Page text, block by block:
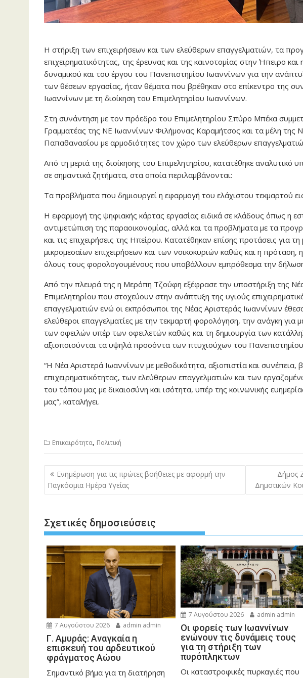
Η στήριξη των επιχειρήσεων και των ελεύθερων επαγγελματιών, τα
επιχειρηματικότητας, της έρευνας και της καινοτομίας στην Ήπειρο
δυναμικού και του έργου του Πανεπιστημίου Ιωαννίνων για την
των θέσεων εργασίας, ήταν θέματα που βρέθηκαν στο επίκεντρο της
Ιωαννίνων με τη διοίκηση του Επιμελητηρίου Ιωαννίνων.
Στη συνάντηση με τον πρόεδρο του Επιμελητηρίου Σπύρο Μπέκα
Γραμματέας της ΝΕ Ιωαννίνων Φιλήμονας Καραμήτσος και τα μέλη της
Παπαθανασίου με αρμοδιότητες τον χώρο των ελεύθερων
Από τη μεριά της διοίκησης του Επιμελητηρίου, κατατέθηκε αναλυτικό
σε σημαντικά ζητήματα, στα οποία περιλαμβάνονται:
Τα προβλήματα που δημιουργεί η εφαρμογή του ελάχιστου τεκμαρτού
Η εφαρμογή της ψηφιακής κάρτας εργασίας ειδικά σε κλάδους όπως η
αντιμετώπιση της παραοικονομίας, αλλά και τα προβλήματα με τα
και τις επιχειρήσεις της Ηπείρου. Κατατέθηκαν επίσης προτάσεις για
μικρομεσαίων επιχειρήσεων και των νοικοκυριών καθώς και η
όλους τους φορολογουμένους που υποβάλλουν εμπρόθεσμα την
Από την πλευρά της η Μερόπη Τζούφη εξέφρασε την υποστήριξη της
Επιμελητηρίου που στοχεύουν στην ανάπτυξη της υγιούς
επαγγελματιών ενώ οι εκπρόσωποι της Νέας Αριστεράς Ιωαννίνων
ελεύθεροι επαγγελματίες με την τεκμαρτή φορολόγηση, την ανάγκη για
των οφειλών υπέρ των οφειλετών καθώς και τη δημιουργία των
αξιοποιούνται τα υψηλά προσόντα των πτυχιούχων του
“Η Νέα Αριστερά Ιωαννίνων με μεθοδικότητα, αξιοπιστία και συνέπεια,
επιχειρηματικότητας, των ελεύθερων επαγγελματιών και των
του τόπου μας με δικαιοσύνη και ισότητα, υπέρ της κοινωνικής
μας”, καταλήγει.
Επικαιρότητα, Πολιτική
Πλοήγηση
άρθρων
Ενημέρωση για τις πρώτες βοήθειες με αφορμή την
Παγκόσμια Ημέρα Υγείας
Δήμος
Δημοτικών
Σχετικές δημοσιεύσεις
7 Αυγούστου 2026 admin admin
Γ. Αμυράς: Αναγκαία η
επισκευή του αρδευτικού
φράγματος Αώου
Σημαντικό βήμα για τη διατήρηση
7 Αυγούστου 2026 admin admin
Οι φορείς των Ιωαννίνων
ενώνουν τις δυνάμεις τους
για τη στήριξη των
πυρόπληκτων
Οι καταστροφικές πυρκαγιές που